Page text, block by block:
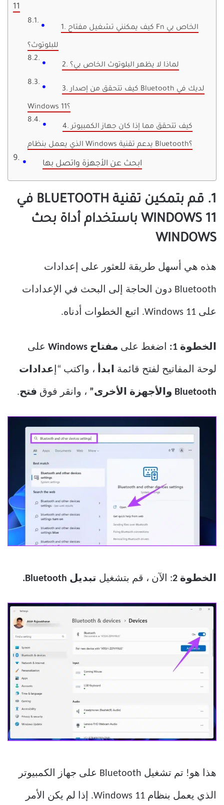
11
1. كيف يمكنني تشغيل مفتاح Fn الخاص بي
للبلوتوث؟
2. لماذا لا يظهر البلوتوث الخاص بي؟
3. كيف تتحقق من إصدار Bluetooth لديك في
Windows 11؟
4. كيف تتحقق مما إذا كان جهاز الكمبيوتر
الذي يعمل بنظام Windows يدعم تقنية Bluetooth؟
ابحث عن الأجهزة واتصل بها
1. قم بتمكين تقنية BLUETOOTH في
WINDOWS 11 باستخدام أداة بحث
WINDOWS
هذه هي أسهل طريقة للعثور على إعدادات
Bluetooth دون الحاجة إلى البحث في الإعدادات
على Windows 11. اتبع الخطوات أدناه.
الخطوة 1: اضغط على مفتاح Windows على
لوحة المفاتيح لفتح قائمة ابدأ ، واكتب “إعدادات
Bluetooth والأجهزة الأخرى” ، وانقر فوق فتح.
الخطوة 2 : الآن ، قم بتشغيل تبديل Bluetooth.
هذا هو! تم تشغيل Bluetooth على جهاز الكمبيوتر
الذي يعمل بنظام Windows 11. إذا لم يكن الأمر